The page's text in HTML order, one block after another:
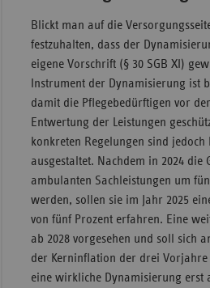
Blickt man auf die
festzuhalten, dass der
eigene Vorschrift (§ 30 SGB XI)
Instrument der Dynamisierung ist
damit die Pflegebedürftigen vor
Entwertung der Leistungen
konkreten Regelungen sind
ausgestaltet. Nachdem in 2024 die
ambulanten Sachleistungen um
werden, sollen sie im Jahr 2025
von fünf Prozent erfahren. Eine
ab 2028 vorgesehen und soll sich
der Kerninflation der drei
eine wirkliche Dynamisierung erst